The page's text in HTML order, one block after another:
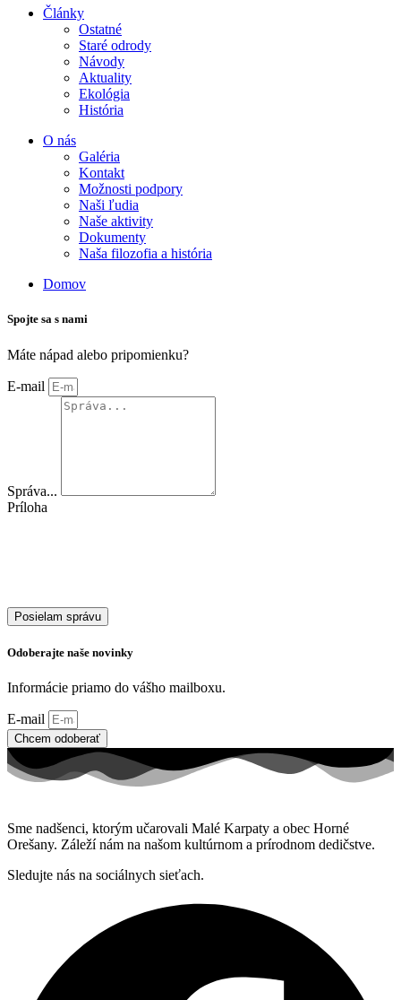
Články
Ostatné
Staré odrody
Návody
Aktuality
Ekológia
História
O nás
Galéria
Kontakt
Možnosti podpory
Naši ľudia
Naše aktivity
Dokumenty
Naša filozofia a história
Domov
Spojte sa s nami
Máte nápad alebo pripomienku?
E-mail
Správa...
Príloha
Posielam správu
Odoberajte naše novinky
Informácie priamo do vášho mailboxu.
E-mail
Chcem odoberať
Sme nadšenci, ktorým učarovali Malé Karpaty a obec Horné
Orešany. Záleží nám na našom kultúrnom a prírodnom dedičstve.
Sledujte nás na sociálnych sieťach.